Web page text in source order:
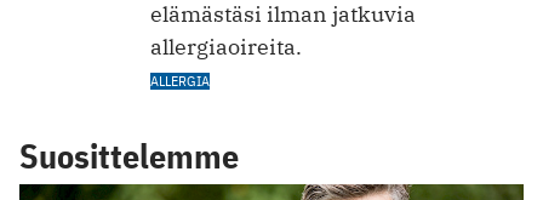
elämästäsi ilman jatkuvia
allergiaoireita.
ALLERGIA
Suosittelemme